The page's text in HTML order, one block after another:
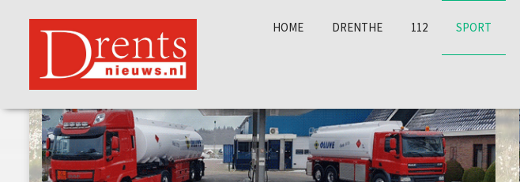
HOME DRENTHE 112 SPORT